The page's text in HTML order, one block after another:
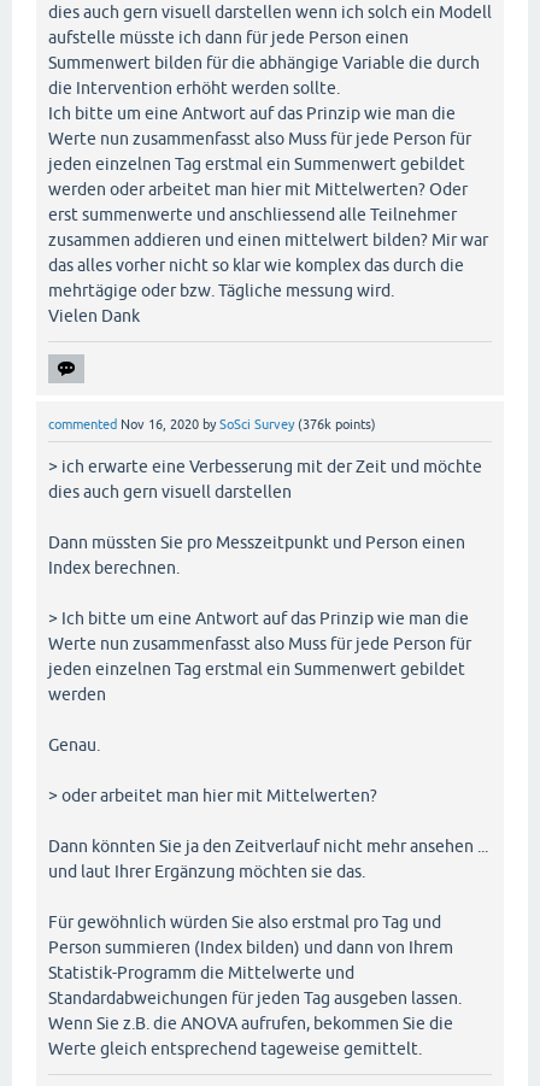
dies auch gern visuell darstellen wenn ich solch ein Modell
aufstelle müsste ich dann für jede Person einen
Summenwert bilden für die abhängige Variable die durch
die Intervention erhöht werden sollte.
Ich bitte um eine Antwort auf das Prinzip wie man die
Werte nun zusammenfasst also Muss für jede Person für
jeden einzelnen Tag erstmal ein Summenwert gebildet
werden oder arbeitet man hier mit Mittelwerten? Oder
erst summenwerte und anschliessend alle Teilnehmer
zusammen addieren und einen mittelwert bilden? Mir war
das alles vorher nicht so klar wie komplex das durch die
mehrtägige oder bzw. Tägliche messung wird.
Vielen Dank
commented Nov 16, 2020 bySoSci Survey (376k points)
> ich erwarte eine Verbesserung mit der Zeit und möchte
dies auch gern visuell darstellen
Dann müssten Sie pro Messzeitpunkt und Person einen
Index berechnen.
> Ich bitte um eine Antwort auf das Prinzip wie man die
Werte nun zusammenfasst also Muss für jede Person für
jeden einzelnen Tag erstmal ein Summenwert gebildet
werden
Genau.
> oder arbeitet man hier mit Mittelwerten?
Dann könnten Sie ja den Zeitverlauf nicht mehr ansehen ...
und laut Ihrer Ergänzung möchten sie das.
Für gewöhnlich würden Sie also erstmal pro Tag und
Person summieren (Index bilden) und dann von Ihrem
Statistik-Programm die Mittelwerte und
Standardabweichungen für jeden Tag ausgeben lassen.
Wenn Sie z.B. die ANOVA aufrufen, bekommen Sie die
Werte gleich entsprechend tageweise gemittelt.